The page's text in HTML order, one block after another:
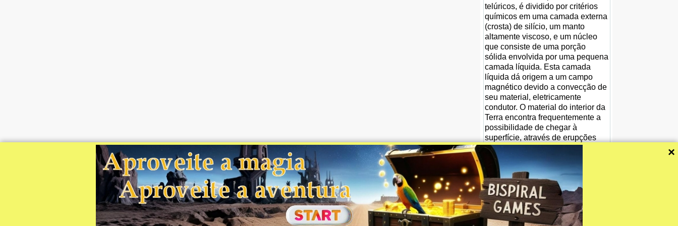
telúricos, é dividido por critérios
químicos em uma camada externa
(crosta) de silício, um manto
altamente viscoso, e um núcleo
que consiste de uma porção
sólida envolvida por uma pequena
camada líquida. Esta camada
líquida dá origem a um campo
magnético devido a convecção de
seu material, eletricamente
condutor. O material do interior da
Terra encontra frequentemente a
possibilidade de chegar à
superfície, através de erupções
vulcânicas e fendas oceânicas.
Muito da superfície terrestre é
relativamente novo, tendo menos
de 100 milhões de anos; as partes
mais velhas da crosta terrestre têm
até 4,4 mil milhões de anos.
Wikipedia
×